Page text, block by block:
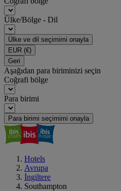
Ülke/Bölge - Dil
Ülke ve dil seçimimi onayla
EUR (€)
Geri
Aşağıdan para biriminizi seçin
Coğrafi bölge
Para birimi
Para birimi seçimimi onayla
Hotels
Avrupa
İngiltere
Southampton